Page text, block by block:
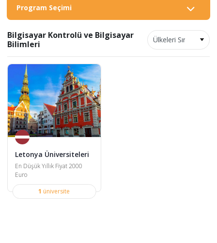
Program Seçimi
Bilgisayar Kontrolü ve Bilgisayar
Bilimleri
Letonya Üniversiteleri
En Düşük Yıllık Fiyat 2000
Euro
1 üniversite